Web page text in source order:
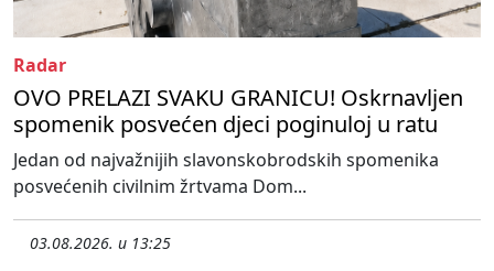
Radar
OVO PRELAZI SVAKU GRANICU! Oskrnavljen
spomenik posvećen djeci poginuloj u ratu
Jedan od najvažnijih slavonskobrodskih spomenika
posvećenih civilnim žrtvama Dom...
03.08.2026. u 13:25